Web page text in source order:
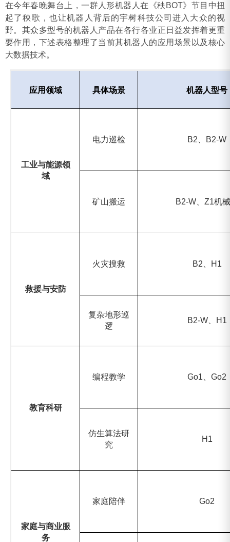
在今年春晚舞台上，一群人形机器人在《秧BOT》节目中扭
起了秧歌，也让机器人背后的宇树科技公司进入大众的视
野。其众多型号的机器人产品在各行各业正日益发挥着更重
要作用，下述表格整理了当前其机器人的应用场景以及核心
大数据技术。
应用领域‌ ‌具体场景‌ ‌机器人型号‌
工业与能源领
域
电力巡检 B2 、B2-W
矿山搬运 B2-W、Z1机
救援与安防
火灾搜救 B2 、H1
复杂地形巡
逻
B2-W、H1
教育科研
编程教学 Go1 、Go2
仿生算法研
究
H1
家庭与商业服
务
家庭陪伴 Go2